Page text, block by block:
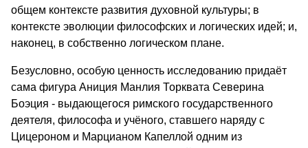
общем контексте развития духовной культуры; в
контексте эволюции философских и логических идей; и,
наконец, в собственно логическом плане.
Безусловно, особую ценность исследованию придаёт
сама фигура Аниция Манлия Торквата Северина
Боэция - выдающегося римского государственного
деятеля, философа и учёного, ставшего наряду с
Цицероном и Марцианом Капеллой одним из